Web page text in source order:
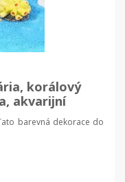
korálový
akvarijní
barevná dekorace do